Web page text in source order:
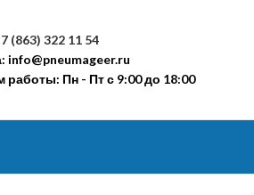
(863) 322 11 54
info@pneumageer.ru
работы: Пн - Пт с 9:00 до 18:00